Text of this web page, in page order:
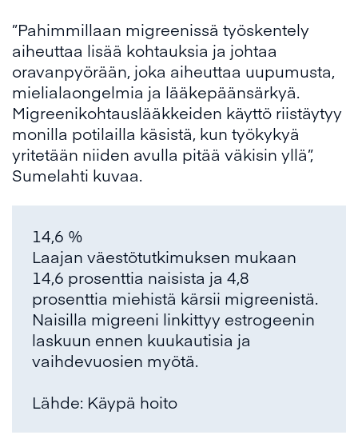
”Pahimmillaan migreenissä työskentely
aiheuttaa lisää kohtauksia ja johtaa
oravanpyörään, joka aiheuttaa uupumusta,
mielialaongelmia ja lääkepäänsärkyä.
Migreenikohtauslääkkeiden käyttö riistäytyy
monilla potilailla käsistä, kun työkykyä
yritetään niiden avulla pitää väkisin yllä”,
Sumelahti kuvaa.
14,6 %
Laajan väestötutkimuksen mukaan
14,6 prosenttia naisista ja 4,8
prosenttia miehistä kärsii migreenistä.
Naisilla migreeni linkittyy estrogeenin
laskuun ennen kuukautisia ja
vaihdevuosien myötä.
Lähde: Käypä hoito